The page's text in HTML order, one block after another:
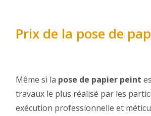
Prix de la pose de
Même si la pose de papier peint
travaux le plus réalisé par les
exécution professionnelle et